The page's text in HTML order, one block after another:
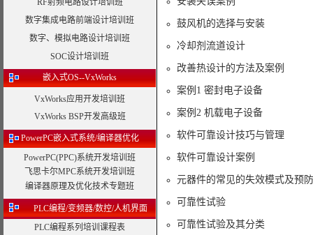
RF射频电路设计培训班
数字集成电路前端设计培训班
数字、模拟电路设计培训班
SOC设计培训班
嵌入式OS--VxWorks
VxWorks应用开发培训班
VxWorks BSP开发高级班
PowerPC嵌入式系统/编译器优化
PowerPC(PPC)系统开发培训班
飞思卡尔MPC系统开发培训班
编译器原理及优化技术专题班
PLC编程/变频器/数控/人机界面
PLC编程系列培训课程表
鼓风机的选择与安装
冷却剂流道设计
改善热设计的方法及案例
案例1 密封电子设备
案例2 机载电子设备
软件可靠设计技巧与管理
软件可靠设计案例
元器件的常见的失效模式及预
可靠性试验
可靠性试验及其分类